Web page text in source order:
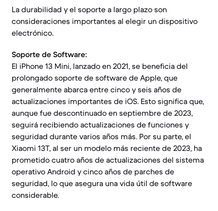
La durabilidad y el soporte a largo plazo son
consideraciones importantes al elegir un dispositivo
electrónico.
Soporte de Software:
El iPhone 13 Mini, lanzado en 2021, se beneficia del
prolongado soporte de software de Apple, que
generalmente abarca entre cinco y seis años de
actualizaciones importantes de iOS. Esto significa que,
aunque fue descontinuado en septiembre de 2023,
seguirá recibiendo actualizaciones de funciones y
seguridad durante varios años más. Por su parte, el
Xiaomi 13T, al ser un modelo más reciente de 2023, ha
prometido cuatro años de actualizaciones del sistema
operativo Android y cinco años de parches de
seguridad, lo que asegura una vida útil de software
considerable.